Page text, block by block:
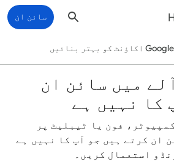
سائن ان
میں سائن ان
کا نہیں ہے
فون یا ٹیبلیٹ پر
ان کرتے ہیں جو آپ کا نہیں ہے
استعمال کریں۔